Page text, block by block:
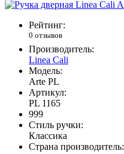
Рейтинг:
0 отзывов
Производитель:
Linea Cali
Модель:
Arte PL
Артикул:
PL 1165
999
Стиль ручки:
Классика
Страна производитель: